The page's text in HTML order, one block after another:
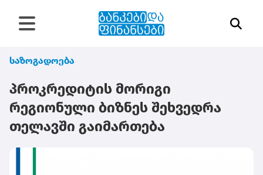
საზოგადოება
პროკრედიტის მორიგი
რეგიონული ბიზნეს შეხვედრა
თელავში გაიმართება